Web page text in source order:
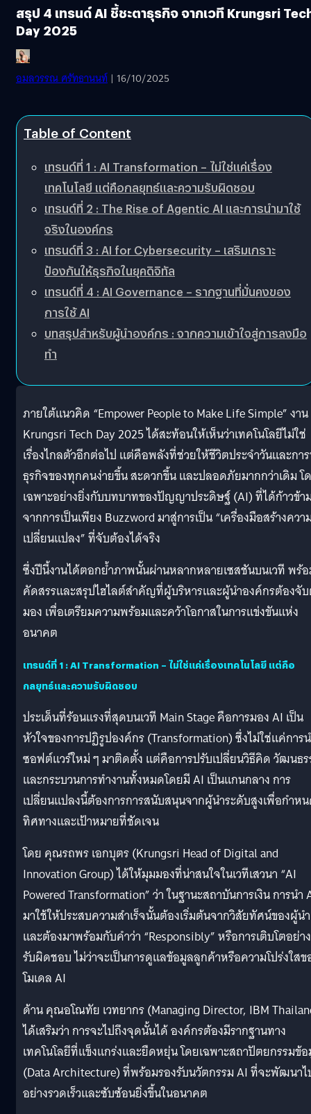
สรุป 4 เทรนด์ AI ชี้ชะตาธุรกิจ จากเวที Krungsri
Day 2025
อมลวรรณ ศรัทธานนท์ | 16/10/2025
Table of Content
เทรนด์ที่ 1 : AI Transformation – ไม่ใช่แค่เรื่อง
เทคโนโลยี แต่คือกลยุทธ์และความรับผิดชอบ
เทรนด์ที่ 2 : The Rise of Agentic AI และการนำมาใช้
จริงในองค์กร
เทรนด์ที่ 3 : AI for Cybersecurity – เสริมเกราะ
ป้องกันให้ธุรกิจในยุคดิจิทัล
เทรนด์ที่ 4 : AI Governance – รากฐานที่มั่นคงของ
การใช้ AI
บทสรุปสำหรับผู้นำองค์กร : จากความเข้าใจสู่การลงมือ
ทำ
ภายใต้แนวคิด “Empower People to Make Life Simple” งาน
Krungsri Tech Day 2025 ได้สะท้อนให้เห็นว่าเทคโนโลยีไม่ใช่
เรื่องไกลตัวอีกต่อไป แต่คือพลังที่ช่วยให้ชีวิตประจำวันและกา
ธุรกิจของทุกคนง่ายขึ้น สะดวกขึ้น และปลอดภัยมากกว่าเดิม โ
เฉพาะอย่างยิ่งกับบทบาทของปัญญาประดิษฐ์ (AI) ที่ได้ก้าวข้า
จากการเป็นเพียง Buzzword มาสู่การเป็น “เครื่องมือสร้างควา
เปลี่ยนแปลง” ที่จับต้องได้จริง
ซึ่งปีนี้งานได้ตอกย้ำภาพนั้นผ่านหลากหลายเซสชันบนเวที พร้
คัดสรรและสรุปไฮไลต์สำคัญที่ผู้บริหารและผู้นำองค์กรต้องจั
มอง เพื่อเตรียมความพร้อมและคว้าโอกาสในการแข่งขันแห่ง
อนาคต
เทรนด์ที่ 1 : AI Transformation – ไม่ใช่แค่เรื่องเทคโนโลยี แต่คือ
กลยุทธ์และความรับผิดชอบ
ประเด็นที่ร้อนแรงที่สุดบนเวที Main Stage คือการมอง AI เป็น
หัวใจของการปฏิรูปองค์กร (Transformation) ซึ่งไม่ใช่แค่การ
ซอฟต์แวร์ใหม่ ๆ มาติดตั้ง แต่คือการปรับเปลี่ยนวิธีคิด วัฒนธ
และกระบวนการทำงานทั้งหมดโดยมี AI เป็นแกนกลาง การ
เปลี่ยนแปลงนี้ต้องการการสนับสนุนจากผู้นำระดับสูงเพื่อกำห
ทิศทางและเป้าหมายที่ชัดเจน
โดย คุณรถพร เอกบุตร (Krungsri Head of Digital and
Innovation Group) ได้ให้มุมมองที่น่าสนใจในเวทีเสวนา “AI
Powered Transformation” ว่า ในฐานะสถาบันการเงิน การนำ
มาใช้ให้ประสบความสำเร็จนั้นต้องเริ่มต้นจากวิสัยทัศน์ของผู้นำ
และต้องมาพร้อมกับคำว่า “Responsibly” หรือการเติบโตอย่าง
รับผิดชอบ ไม่ว่าจะเป็นการดูแลข้อมูลลูกค้าหรือความโปร่งใสข
โมเดล AI
ด้าน คุณอโณทัย เวทยากร (Managing Director, IBM
ได้เสริมว่า การจะไปถึงจุดนั้นได้ องค์กรต้องมีรากฐานทาง
เทคโนโลยีที่แข็งแกร่งและยืดหยุ่น โดยเฉพาะสถาปัตยกรรมข้
(Data Architecture) ที่พร้อมรองรับนวัตกรรม AI ที่จะพัฒนา
อย่างรวดเร็วและซับซ้อนยิ่งขึ้นในอนาคต